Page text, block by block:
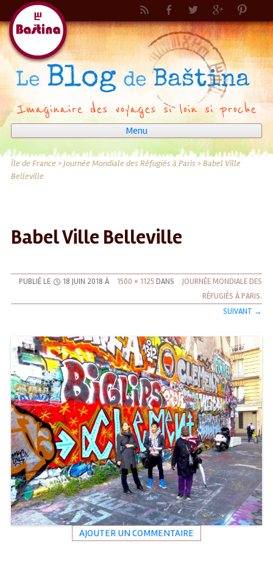
Imaginaire des voyages si loin si proche
Menu
Aller
au
Île de France>Journée Mondiale des Réfugiés à Paris>Babel Ville
Belleville
Babel Ville Belleville
PUBLIÉ LE 18 JUIN 2018 À 1500 × 1125 DANS
JOURNÉE MONDIALE DES
RÉFUGIÉS À PARIS.
SUIVANT →
AJOUTER UN COMMENTAIRE